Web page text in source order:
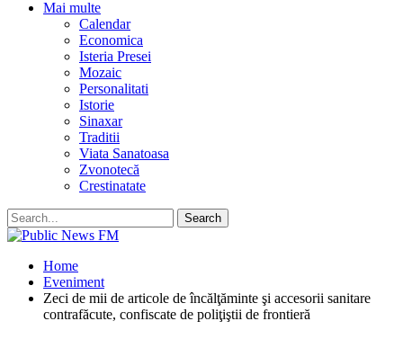
Mai multe
Calendar
Economica
Isteria Presei
Mozaic
Personalitati
Istorie
Sinaxar
Traditii
Viata Sanatoasa
Zvonotecă
Crestinatate
Home
Eveniment
Zeci de mii de articole de încălţăminte şi accesorii sanitare
contrafăcute, confiscate de poliţiştii de frontieră